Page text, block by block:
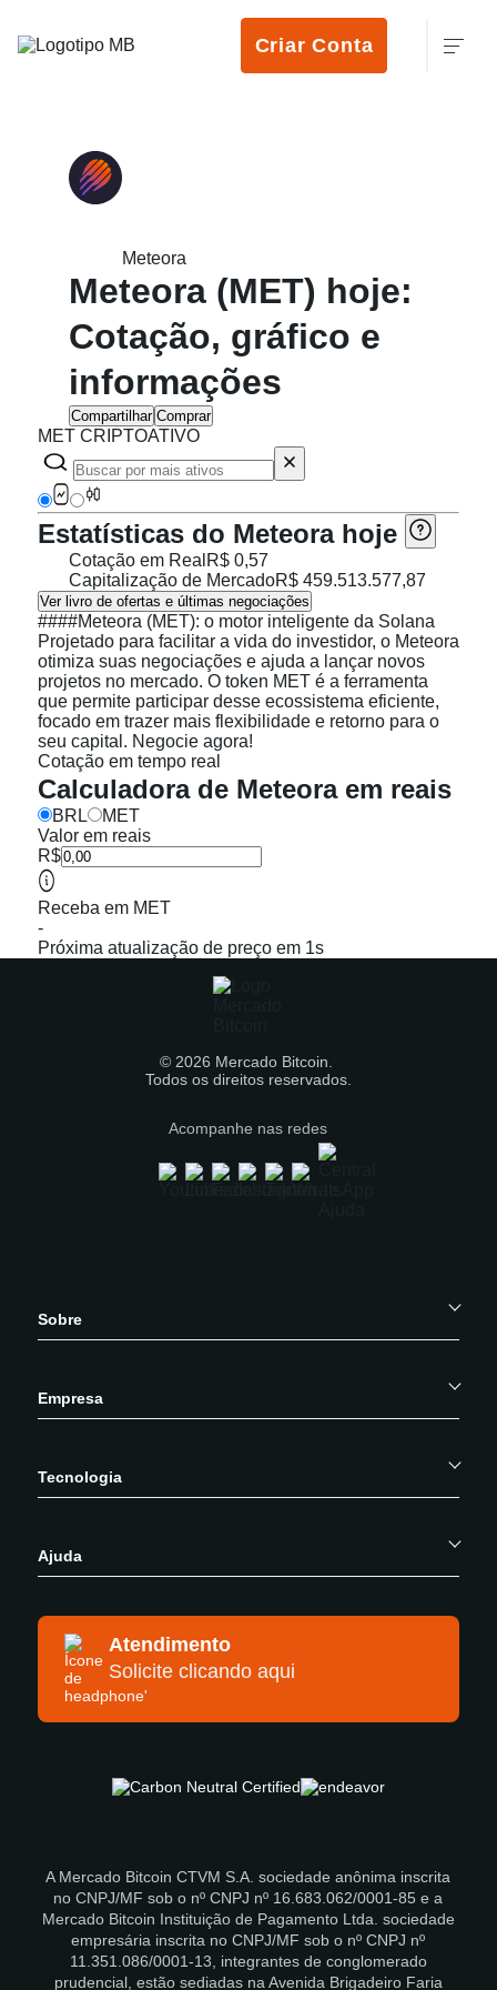
Criar Conta
Meteora
Meteora (MET) hoje:
Cotação, gráfico e
informações
Compartilhar Comprar
MET CRIPTOATIVO
Estatísticas do Meteora hoje
Cotação em Real R$ 0,57
Capitalização de MercadoR$ 459.513.577,87
Ver livro de ofertas e últimas negociações
####Meteora (MET): o motor inteligente da Solana
Projetado para facilitar a vida do investidor, o Meteora
otimiza suas negociações e ajuda a lançar novos
projetos no mercado. O token MET é a ferramenta
que permite participar desse ecossistema eficiente,
focado em trazer mais flexibilidade e retorno para o
seu capital. Negocie agora!
Cotação em tempo real
Calculadora de Meteora em reais
BRL
MET
Valor em reais
R$
Receba em MET
-
Próxima atualização de preço em 1s
© 2026 Mercado Bitcoin.
Todos os direitos reservados.
Acompanhe nas redes
Sobre
Empresa
Tecnologia
Ajuda
Atendimento
Solicite clicando aqui
A Mercado Bitcoin CTVM S.A. sociedade anônima inscrita
no CNPJ/MF sob o nº CNPJ nº 16.683.062/0001-85 e a
Mercado Bitcoin Instituição de Pagamento Ltda. sociedade
empresária inscrita no CNPJ/MF sob o nº CNPJ nº
11.351.086/0001-13, integrantes de conglomerado
prudencial, estão sediadas na Avenida Brigadeiro Faria